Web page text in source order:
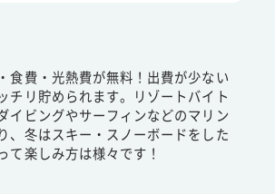
食費・光熱費が無料！出費が少ない
チリ貯められます。リゾートバイト
イビングやサーフィンなどのマリン
、冬はスキー・スノーボードをした
て楽しみ方は様々です！